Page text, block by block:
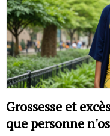
Grossesse et
que personne